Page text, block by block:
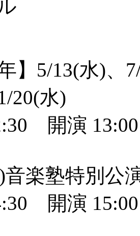
年】5/13(水)
20(水)
開演
音楽塾特別公
開演